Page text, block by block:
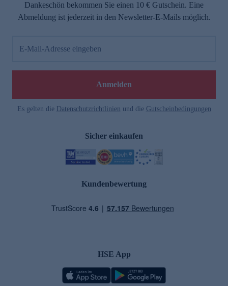
Dankeschön bekommen Sie einen 10 € Gutschein. Eine
Abmeldung ist jederzeit in den Newsletter-E-Mails möglich.
E-Mail-Adresse eingeben
Anmelden
Es gelten die Datenschutzrichtlinien und die Gutscheinbedingungen
Sicher einkaufen
Kundenbewertung
HSE App